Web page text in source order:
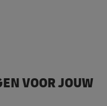
VOOR JOUW